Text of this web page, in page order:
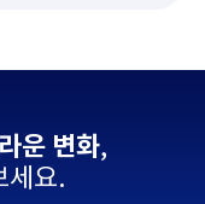
운 변화,
세요.